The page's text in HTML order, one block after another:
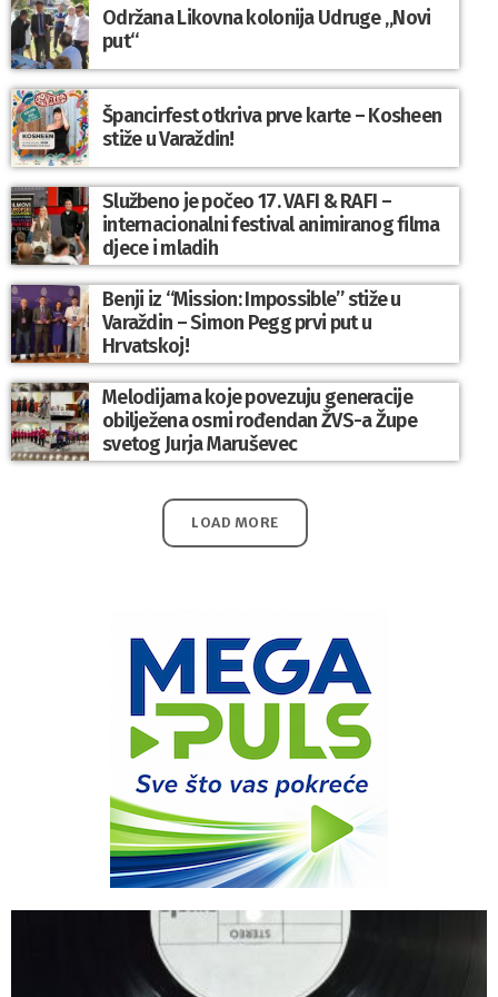
Održana Likovna kolonija Udruge „Novi
put“
Špancirfest otkriva prve karte – Kosheen
stiže u Varaždin!
Službeno je počeo 17. VAFI & RAFI –
internacionalni festival animiranog filma
djece i mladih
Benji iz “Mission: Impossible” stiže u
Varaždin – Simon Pegg prvi put u
Hrvatskoj!
Melodijama koje povezuju generacije
obilježena osmi rođendan ŽVS-a Župe
svetog Jurja Maruševec
LOAD MORE